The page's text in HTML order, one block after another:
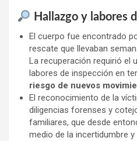
Hallazgo y labores
El cuerpo fue encontrado
rescate que llevaban
La recuperación requirió el
labores de inspección en
riesgo de nuevos
El reconocimiento de la
diligencias forenses y
familiares, que desde
medio de la incertidumbre y